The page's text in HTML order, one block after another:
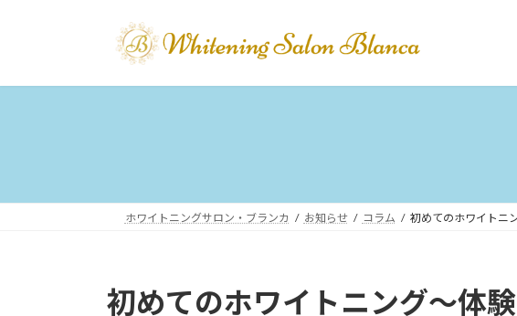
プ
動
ホワイトニングサロン・ブランカ お知らせ コラム 初めてのホワイトニ
初めてのホワイトニング～体